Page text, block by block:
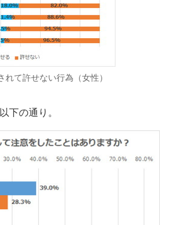
て許せない行為（女性）
下の通り。